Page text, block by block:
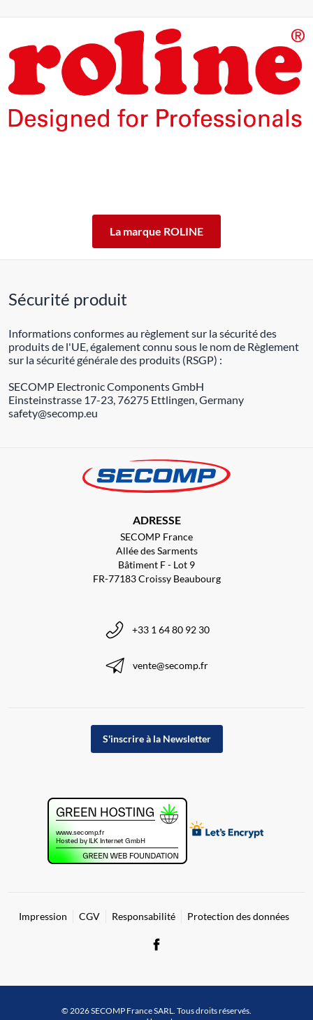
La marque ROLINE
Sécurité produit
Informations conformes au règlement sur la sécurité des
produits de l'UE, également connu sous le nom de Règlement
sur la sécurité générale des produits (RSGP) :
SECOMP Electronic Components GmbH
Einsteinstrasse 17-23, 76275 Ettlingen, Germany
safety@secomp.eu
ADRESSE
SECOMP France
Allée des Sarments
Bâtiment F - Lot 9
FR-77183 Croissy Beaubourg
+33 1 64 80 92 30
vente@secomp.fr
S'inscrire à la Newsletter
Impression CGV Responsabilité Protection des données
© 2026 SECOMP France SARL. Tous droits réservés.